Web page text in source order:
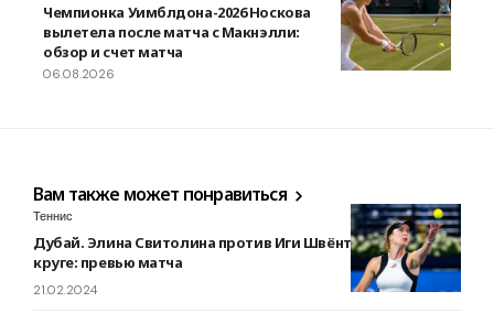
Чемпионка Уимблдона-2026 Носкова
вылетела после матча с Макнэлли:
обзор и счет матча
06.08.2026
Вам также может понравиться
Теннис
Дубай. Элина Свитолина против Иги Швёнтек в третьем
круге: превью матча
21.02.2024